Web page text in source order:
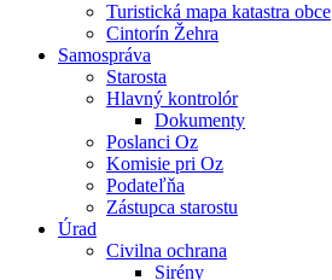
Turistická mapa katastra obce
Cintorín Žehra
Samospráva
Starosta
Hlavný kontrolór
Dokumenty
Poslanci Oz
Komisie pri Oz
Podateľňa
Zástupca starostu
Úrad
Civilna ochrana
Sirény